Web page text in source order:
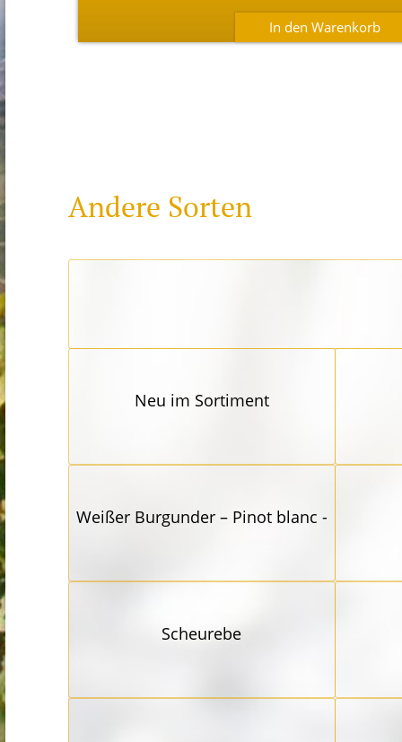
Andere Sorten
Neu im Sortiment
Weißer Burgunder – Pinot blanc -
Scheurebe